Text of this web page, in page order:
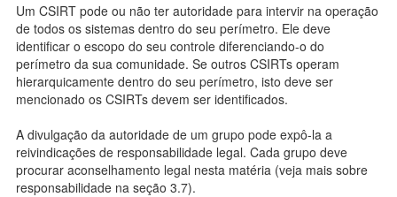
Um CSIRT pode ou não ter autoridade para intervir na operação
de todos os sistemas dentro do seu perímetro. Ele deve
identificar o escopo do seu controle diferenciando-o do
perímetro da sua comunidade. Se outros CSIRTs operam
hierarquicamente dentro do seu perímetro, isto deve ser
mencionado os CSIRTs devem ser identificados.
A divulgação da autoridade de um grupo pode expô-la a
reivindicações de responsabilidade legal. Cada grupo deve
procurar aconselhamento legal nesta matéria (veja mais sobre
responsabilidade na seção 3.7).